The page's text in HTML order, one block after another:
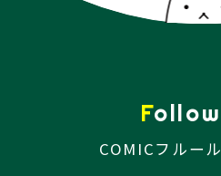
COMICフルー